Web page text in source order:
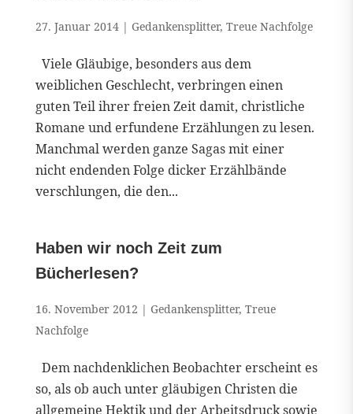
27. Januar 2014| Gedankensplitter, Treue Nachfolge
Viele Gläubige, besonders aus dem
weiblichen Geschlecht, verbringen einen
guten Teil ihrer freien Zeit damit, christliche
Romane und erfundene Erzählungen zu lesen.
Manchmal werden ganze Sagas mit einer
nicht endenden Folge dicker Erzählbände
verschlungen, die den...
Haben wir noch Zeit zum
Bücherlesen?
16. November 2012 | Gedankensplitter, Treue
Nachfolge
Dem nachdenklichen Beobachter erscheint es
so, als ob auch unter gläubigen Christen die
allgemeine Hektik und der Arbeitsdruck sowie